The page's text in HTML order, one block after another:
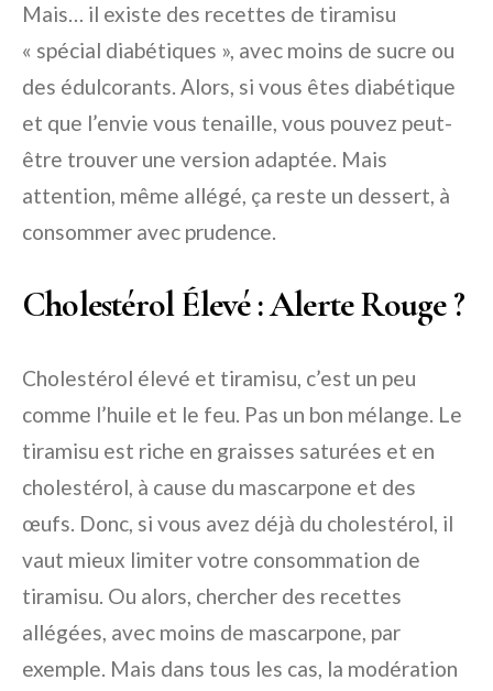
Mais… il existe des recettes de tiramisu
« spécial diabétiques », avec moins de sucre ou
des édulcorants. Alors, si vous êtes diabétique
et que l’envie vous tenaille, vous pouvez peut-
être trouver une version adaptée. Mais
attention, même allégé, ça reste un dessert, à
consommer avec prudence.
Cholestérol Élevé : Alerte Rouge ?
Cholestérol élevé et tiramisu, c’est un peu
comme l’huile et le feu. Pas un bon mélange. Le
tiramisu est riche en graisses saturées et en
cholestérol, à cause du mascarpone et des
œufs. Donc, si vous avez déjà du cholestérol, il
vaut mieux limiter votre consommation de
tiramisu. Ou alors, chercher des recettes
allégées, avec moins de mascarpone, par
exemple. Mais dans tous les cas, la modération